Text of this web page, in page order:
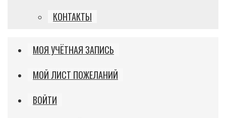
КОНТАКТЫ
МОЯ УЧЁТНАЯ ЗАПИСЬ
МОЙ ЛИСТ ПОЖЕЛАНИЙ
ВОЙТИ